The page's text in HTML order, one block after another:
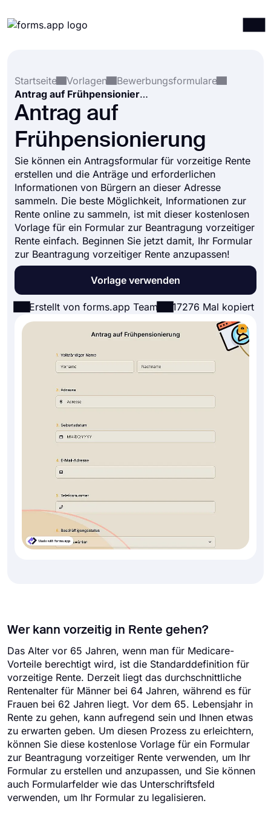
Integrationen
Vorlagen
Ressourcen
Startseite
Vorlagen
Bewerbungsformulare
Antrag auf Frühpensionierung
Antrag auf
Frühpensionierung
Sie können ein Antragsformular für vorzeitige Rente
erstellen und die Anträge und erforderlichen
Informationen von Bürgern an dieser Adresse
sammeln. Die beste Möglichkeit, Informationen zur
Rente online zu sammeln, ist mit dieser kostenlosen
Vorlage für ein Formular zur Beantragung vorzeitiger
Rente einfach. Beginnen Sie jetzt damit, Ihr Formular
zur Beantragung vorzeitiger Rente anzupassen!
Vorlage verwenden
Erstellt von forms.app Team 17276 Mal kopiert
Wer kann vorzeitig in Rente gehen?
Das Alter vor 65 Jahren, wenn man für Medicare-
Vorteile berechtigt wird, ist die Standarddefinition für
vorzeitige Rente. Derzeit liegt das durchschnittliche
Rentenalter für Männer bei 64 Jahren, während es für
Frauen bei 62 Jahren liegt. Vor dem 65. Lebensjahr in
Rente zu gehen, kann aufregend sein und Ihnen etwas
zu erwarten geben. Um diesen Prozess zu erleichtern,
können Sie diese kostenlose Vorlage für ein Formular
zur Beantragung vorzeitiger Rente verwenden, um Ihr
Formular zu erstellen und anzupassen, und Sie können
auch Formularfelder wie das Unterschriftsfeld
verwenden, um Ihr Formular zu legalisieren.